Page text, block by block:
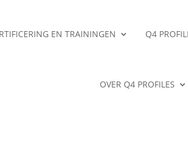
EN TRAININGEN Q4
OVER Q4 PROFILES